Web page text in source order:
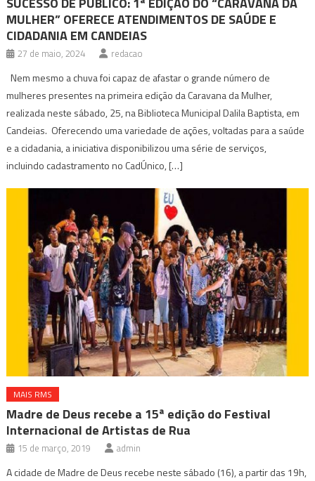
MULHER” OFERECE ATENDIMENTOS DE SAÚDE E
CIDADANIA EM CANDEIAS
27 de maio, 2024 redacao
Nem mesmo a chuva foi capaz de afastar o grande número de
mulheres presentes na primeira edição da Caravana da Mulher,
realizada neste sábado, 25, na Biblioteca Municipal Dalila Baptista, em
Candeias. Oferecendo uma variedade de ações, voltadas para a saúde
e a cidadania, a iniciativa disponibilizou uma série de serviços,
incluindo cadastramento no CadÚnico, […]
MAIS RMS
Madre de Deus recebe a 15ª edição do Festival
Internacional de Artistas de Rua
15 de março, 2019 admin
A cidade de Madre de Deus recebe neste sábado (16), a partir das 19h,